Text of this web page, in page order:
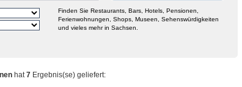
Finden Sie Restaurants, Bars, Hotels, Pensionen,
Ferienwohnungen, Shops, Museen, Sehenswürdigkeiten
und vieles mehr in Sachsen.
hat7 Ergebnis(se) geliefert: